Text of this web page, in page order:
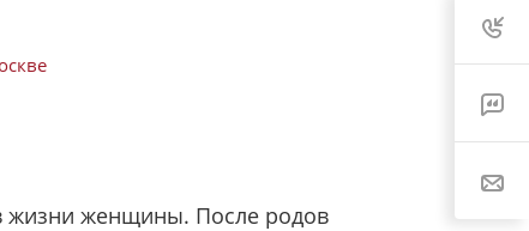
жизни женщины. После родов